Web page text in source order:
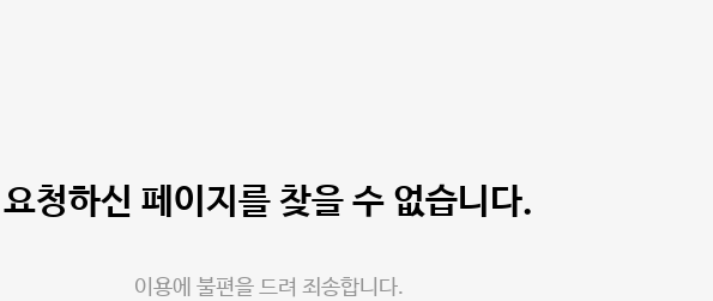
요청하신 페이지를 찾을 수 없습니다.
이용에 불편을 드려 죄송합니다.